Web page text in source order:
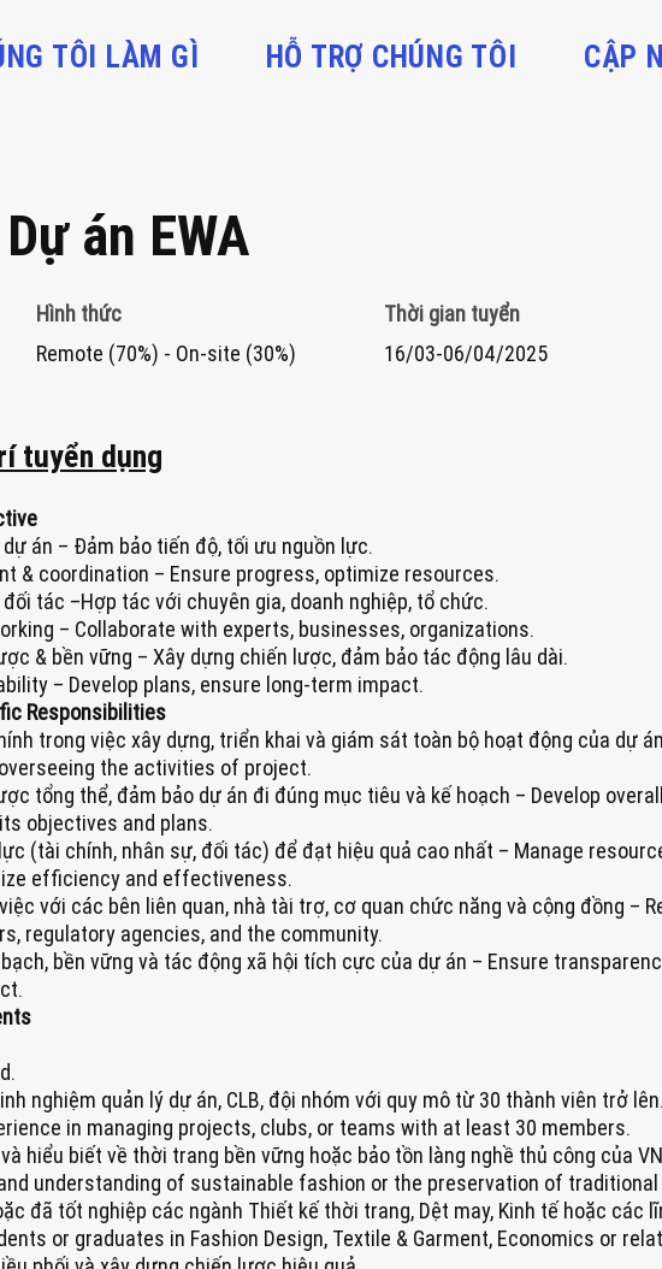
TÔI LÀM GÌ HỖ TRỢ CHÚNG TÔI CẬP
án EWA
Hình thức
Remote (70%) - On-site (30%)
Thời gian tuyển
16/03-06/04/2025
tuyển dụng
án – Đảm bảo tiến độ, tối ưu nguồn lực.
& coordination – Ensure progress, optimize resources.
tác –Hợp tác với chuyên gia, doanh nghiệp, tổ chức.
– Collaborate with experts, businesses, organizations.
& bền vững – Xây dựng chiến lược, đảm bảo tác động lâu dài.
– Develop plans, ensure long-term impact.
Responsibilities
trong việc xây dựng, triển khai và giám sát toàn bộ hoạt động của dự
the activities of project.
tổng thể, đảm bảo dự án đi đúng mục tiêu và kế hoạch – Develop
objectives and plans.
(tài chính, nhân sự, đối tác) để đạt hiệu quả cao nhất – Manage
efficiency and effectiveness.
với các bên liên quan, nhà tài trợ, cơ quan chức năng và cộng đồng –
regulatory agencies, and the community.
bền vững và tác động xã hội tích cực của dự án – Ensure
nghiệm quản lý dự án, CLB, đội nhóm với quy mô từ 30 thành viên trở lên.
in managing projects, clubs, or teams with at least 30 members.
hiểu biết về thời trang bền vững hoặc bảo tồn làng nghề thủ công của
understanding of sustainable fashion or the preservation of
đã tốt nghiệp các ngành Thiết kế thời trang, Dệt may, Kinh tế hoặc các
or graduates in Fashion Design, Textile & Garment, Economics or